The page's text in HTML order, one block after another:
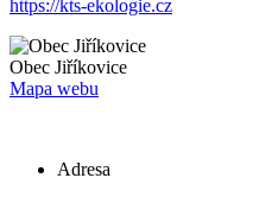
https://kts-ekologie.cz
Obec Jiříkovice
Mapa webu
Adresa